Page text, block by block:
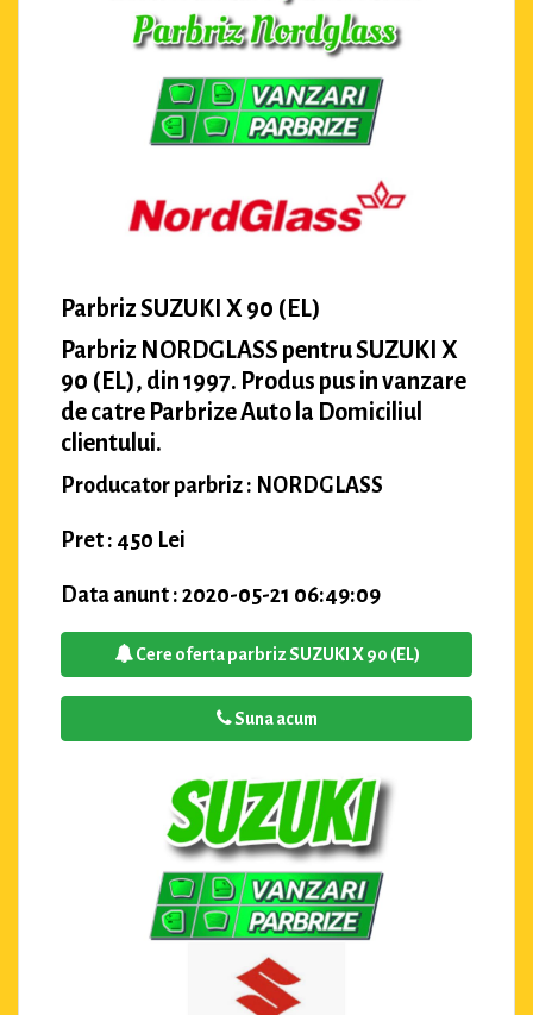
Parbriz SUZUKI X 90 (EL)
Parbriz NORDGLASS pentru SUZUKI X
90 (EL), din 1997. Produs pus in vanzare
de catre Parbrize Auto la Domiciliul
clientului.
Producator parbriz : NORDGLASS
Pret : 450 Lei
Data anunt : 2020-05-21 06:49:09
Cere oferta parbriz SUZUKI X 90 (EL)
Suna acum